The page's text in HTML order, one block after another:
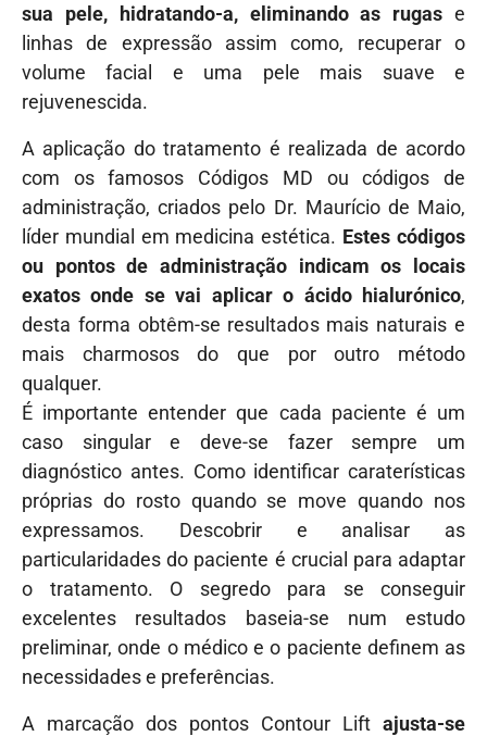
sua pele, hidratando-a, eliminando as rugas e
linhas de expressão assim como, recuperar o
volume facial e uma pele mais suave e
rejuvenescida.
A aplicação do tratamento é realizada de acordo
com os famosos Códigos MD ou códigos de
administração, criados pelo Dr. Maurício de Maio,
líder mundial em medicina estética. Estes códigos
ou pontos de administração indicam os locais
exatos onde se vai aplicar o ácido hialurónico,
desta forma obtêm-se resultados mais naturais e
mais charmosos do que por outro método
qualquer.
É importante entender que cada paciente é um
caso singular e deve-se fazer sempre um
diagnóstico antes. Como identificar caraterísticas
próprias do rosto quando se move quando nos
expressamos. Descobrir e analisar as
particularidades do paciente é crucial para adaptar
o tratamento. O segredo para se conseguir
excelentes resultados baseia-se num estudo
preliminar, onde o médico e o paciente definem as
necessidades e preferências.
A marcação dos pontos Contour Lift ajusta-se